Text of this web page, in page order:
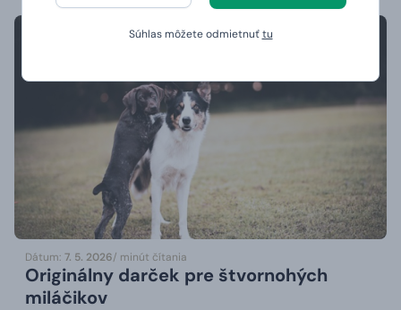
Súhlas môžete odmietnuťtu
Dátum: 7. 5. 2026/ minút čítania
Originálny darček pre štvornohých
miláčikov